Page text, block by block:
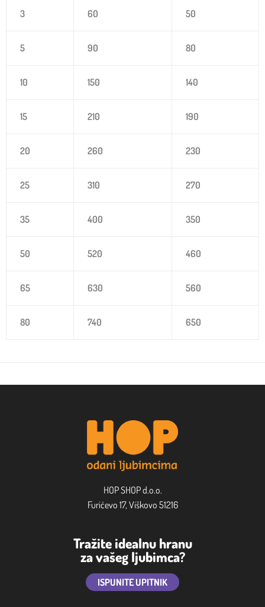
3 60 50
5 90 80
10 150 140
15 210 190
20 260 230
25 310 270
35 400 350
50 520 460
65 630 560
80 740 650
HOP SHOP d.o.o.
Furićevo 17, Viškovo 51216
Tražite idealnu hranu
za vašeg ljubimca?
ISPUNITE UPITNIK